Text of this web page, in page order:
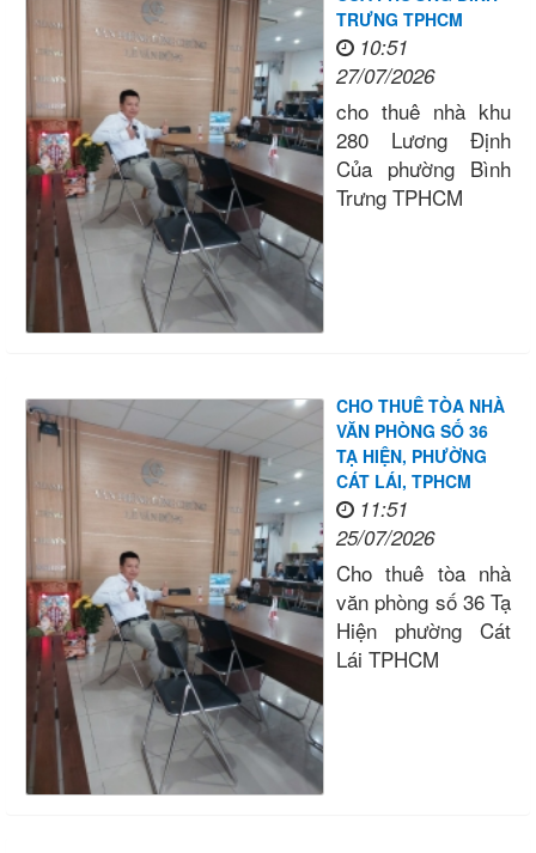
TRƯNG TPHCM
10:51
27/07/2026
cho thuê nhà khu
280 Lương Định
Của phường Bình
Trưng TPHCM
CHO THUÊ TÒA NHÀ
VĂN PHÒNG SỐ 36
TẠ HIỆN, PHƯỜNG
CÁT LÁI, TPHCM
11:51
25/07/2026
Cho thuê tòa nhà
văn phòng số 36 Tạ
Hiện phường Cát
Lái TPHCM